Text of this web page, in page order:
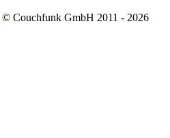
© Couchfunk GmbH 2011 - 2026